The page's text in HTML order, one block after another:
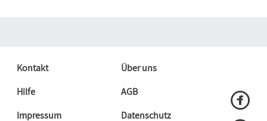
Kontakt
Über uns
Hilfe
AGB
Impressum
Datenschutz